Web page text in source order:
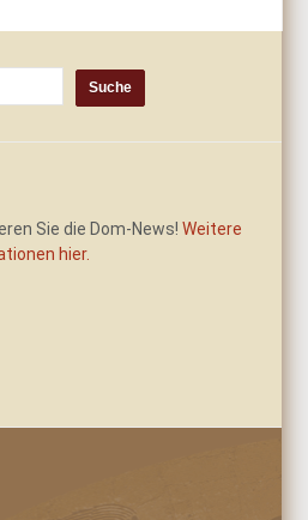
Sie die Dom-News!Weitere
hier.